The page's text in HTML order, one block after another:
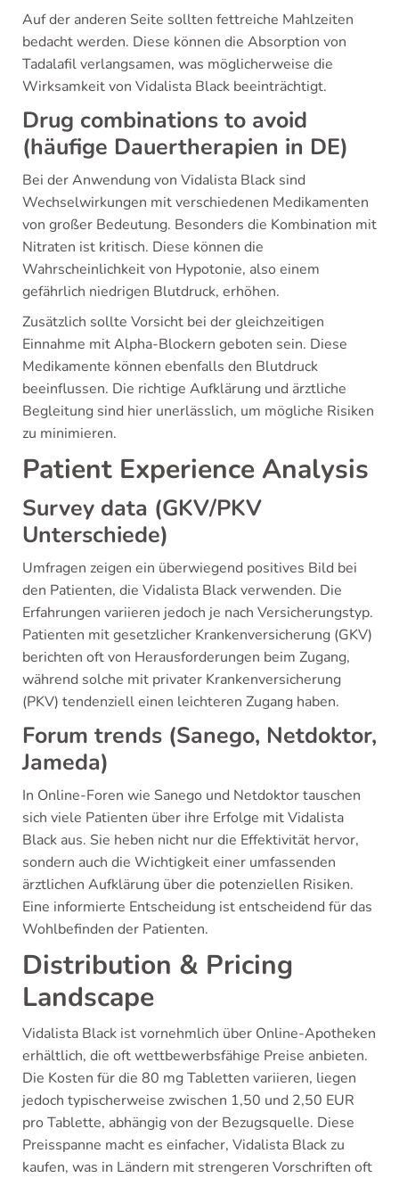
Auf der anderen Seite sollten fettreiche Mahlzeiten
bedacht werden. Diese können die Absorption von
Tadalafil verlangsamen, was möglicherweise die
Wirksamkeit von Vidalista Black beeinträchtigt.
Drug combinations to avoid
(häufige Dauertherapien in DE)
Bei der Anwendung von Vidalista Black sind
Wechselwirkungen mit verschiedenen Medikamenten
von großer Bedeutung. Besonders die Kombination mit
Nitraten ist kritisch. Diese können die
Wahrscheinlichkeit von Hypotonie, also einem
gefährlich niedrigen Blutdruck, erhöhen.
Zusätzlich sollte Vorsicht bei der gleichzeitigen
Einnahme mit Alpha-Blockern geboten sein. Diese
Medikamente können ebenfalls den Blutdruck
beeinflussen. Die richtige Aufklärung und ärztliche
Begleitung sind hier unerlässlich, um mögliche Risiken
zu minimieren.
Patient Experience Analysis
Survey data (GKV/PKV
Unterschiede)
Umfragen zeigen ein überwiegend positives Bild bei
den Patienten, die Vidalista Black verwenden. Die
Erfahrungen variieren jedoch je nach Versicherungstyp.
Patienten mit gesetzlicher Krankenversicherung (GKV)
berichten oft von Herausforderungen beim Zugang,
während solche mit privater Krankenversicherung
(PKV) tendenziell einen leichteren Zugang haben.
Forum trends (Sanego, Netdoktor,
Jameda)
In Online-Foren wie Sanego und Netdoktor tauschen
sich viele Patienten über ihre Erfolge mit Vidalista
Black aus. Sie heben nicht nur die Effektivität hervor,
sondern auch die Wichtigkeit einer umfassenden
ärztlichen Aufklärung über die potenziellen Risiken.
Eine informierte Entscheidung ist entscheidend für das
Wohlbefinden der Patienten.
Distribution & Pricing
Landscape
Vidalista Black ist vornehmlich über Online-Apotheken
erhältlich, die oft wettbewerbsfähige Preise anbieten.
Die Kosten für die 80 mg Tabletten variieren, liegen
jedoch typischerweise zwischen 1,50 und 2,50 EUR
pro Tablette, abhängig von der Bezugsquelle. Diese
Preisspanne macht es einfacher, Vidalista Black zu
kaufen, was in Ländern mit strengeren Vorschriften oft